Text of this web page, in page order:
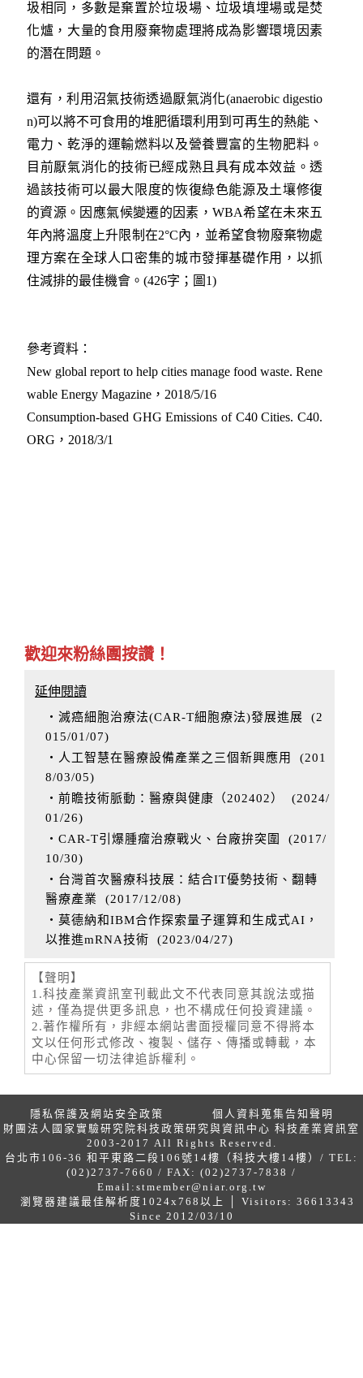
圾相同，多數是棄置於垃圾場、垃圾填埋場或是焚
化爐，大量的食用廢棄物處理將成為影響環境因素
的潛在問題。
還有，利用沼氣技術透過厭氣消化(anaerobic digestio
n)可以將不可食用的堆肥循環利用到可再生的熱能、
電力、乾淨的運輸燃料以及營養豐富的生物肥料。
目前厭氣消化的技術已經成熟且具有成本效益。透
過該技術可以最大限度的恢復綠色能源及土壤修復
的資源。因應氣候變遷的因素，WBA希望在未來五
年內將溫度上升限制在2°C內，並希望食物廢棄物處
理方案在全球人口密集的城市發揮基礎作用，以抓
住減排的最佳機會。(426字；圖1)
參考資料：
New global report to help cities manage food waste. Rene
wable Energy Magazine，2018/5/16
Consumption-based GHG Emissions of C40 Cities. C40.
ORG，2018/3/1
歡迎來粉絲團按讚！
延伸閱讀
‧滅癌細胞治療法(CAR-T細胞療法)發展進展 (2
015/01/07)
‧人工智慧在醫療設備產業之三個新興應用
(201
8/03/05)
‧前瞻技術脈動：醫療與健康（202402）
(2024/
01/26)
‧CAR-T引爆腫瘤治療戰火、台廠拚突圍
(2017/
10/30)
‧台灣首次醫療科技展：結合IT優勢技術、翻轉
醫療產業
(2017/12/08)
‧莫德納和IBM合作探索量子運算和生成式AI，
以推進mRNA技術 (2023/04/27)
【聲明】
1.科技產業資訊室刊載此文不代表同意其說法或描
述，僅為提供更多訊息，也不構成任何投資建議。
2.著作權所有，非經本網站書面授權同意不得將本
文以任何形式修改、複製、儲存、傳播或轉載，本
中心保留一切法律追訴權利。
隱私保護及網站安全政策
個人資料蒐集告知聲明
財團法人國家實驗研究院科技政策研究與資訊中心 科技產業資訊室
2003-2017 All Rights Reserved.
台北市106-36 和平東路二段106號14樓（科技大樓14樓）/ TEL:
(02)2737-7660 / FAX: (02)2737-7838 /
Email: stmember@niar.org.tw
瀏覽器建議最佳解析度1024x768以上 │ Visitors: 36613343
Since 2012/03/10